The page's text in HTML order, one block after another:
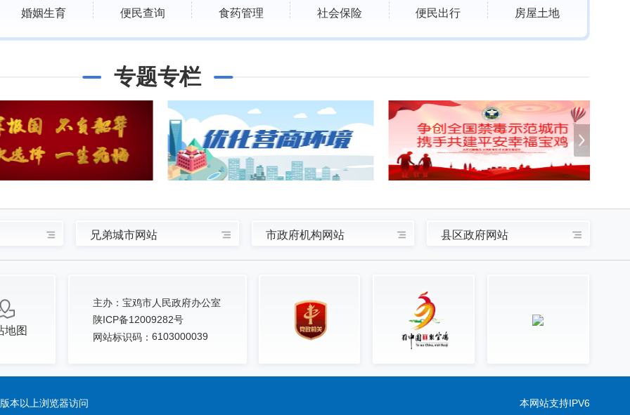
婚姻生育 便民查询 食药管理 社会保险 便民出行 房屋土地
专题专栏
兄弟城市网站 市政府机构网站 县区政府网站
地图
主办： 宝鸡市人民政府办公室
陕ICP备12009282号
网站标识码： 6103000039
本以上浏览器访问 本网站支持IPV6